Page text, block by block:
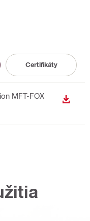
Certifikáty
MFT-FOX